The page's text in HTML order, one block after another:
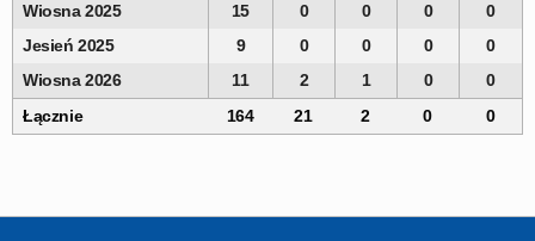
Wiosna 2025
15 0 0 0
0
Jesień 2025
9 0 0 0
0
Wiosna 2026
11 2 1 0
0
Łącznie
164 21 2 0 0